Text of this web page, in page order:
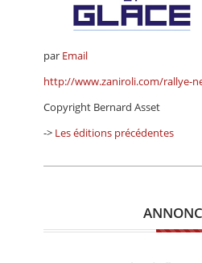
par Email
http://www.zaniroli.com/rallye-
Copyright Bernard Asset
-> Les éditions précédentes